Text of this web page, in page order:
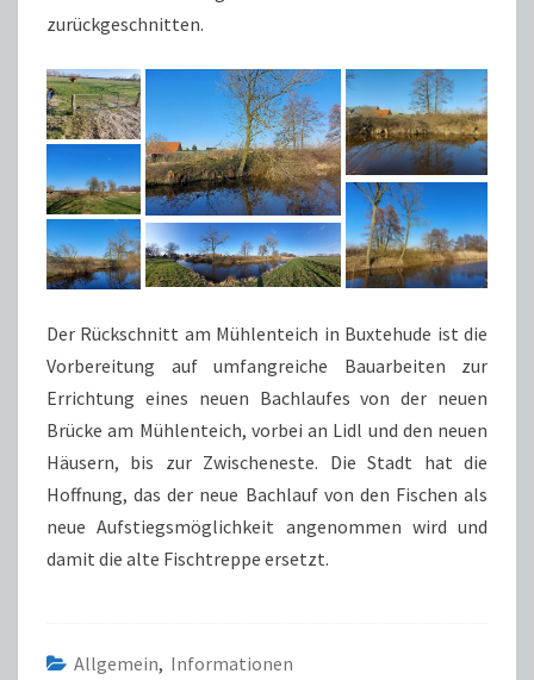
zurückgeschnitten.
Der Rückschnitt am Mühlenteich in Buxtehude ist die
Vorbereitung auf umfangreiche Bauarbeiten zur
Errichtung eines neuen Bachlaufes von der neuen
Brücke am Mühlenteich, vorbei an Lidl und den neuen
Häusern, bis zur Zwischeneste. Die Stadt hat die
Hoffnung, das der neue Bachlauf von den Fischen als
neue Aufstiegsmöglichkeit angenommen wird und
damit die alte Fischtreppe ersetzt.
Allgemein, Informationen